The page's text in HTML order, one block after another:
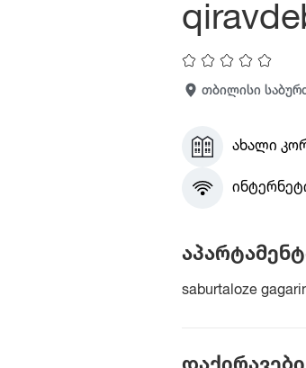
თბილისი
ახალი
saburtaloze